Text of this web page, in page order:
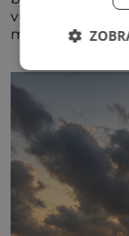
vůbec pravda?